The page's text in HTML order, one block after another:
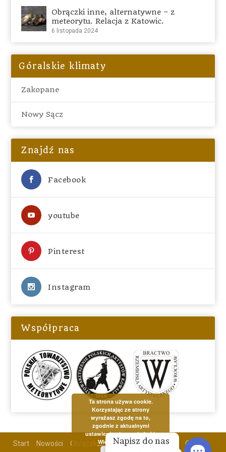
Obrączki inne, alternatywne – z
meteorytu. Relacja z Katowic.
6 listopada 2024
Góralskie klimaty
Zakopane
Nowy Sącz
Znajdź nas
Facebook
youtube
Pinterest
Instagram
Współpraca
Start Nowości Obrączki Biżuteria Aktualności
O mnie
Ta strona używa cookie.
Korzystając ze strony
wyrażasz zgodę na to,
zgodnie z aktualnymi
ustawieniami przeglądarki.
Więcej informacji
Napisz do nas